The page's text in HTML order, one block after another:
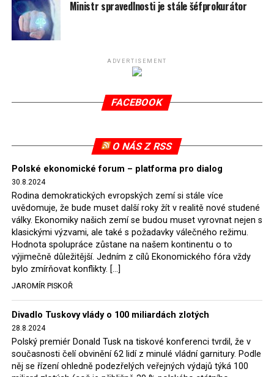
spotřeby.
Připomeňme, že ukončení těžby hnědého uhlí pro
(SDEU) v souvislosti se stížnostmi českých samospráv
verdiktem španělské soudkyně Rosario Silva de Lapureta
tomuto rozhodnutí nevyhověla, proto na žádost
2022, než byl tento případ z důvodu uzavření dohody
Polska s Českou republikou o odstranění příčin sporu o
důl Turów vymazán z rejstříku tribunálu. Celkem si
Polsko nechalo z přiznaných evropských fondů odečíst
asi 70 milionů eur na pokutách a 45 milionů eur
zaplatilo jako odškodnění České republice – ale jak důl,
tak elektrárna nadále fungovaly. Už tehdy zástupci
tehdejší opozice a dnes vládnoucí koalice, jako
místopředseda Občanské platformy (PO) Rafał
Hołownia, přímo řekli, že by se polská vláda měla
tomuto rozhodnutí podřídit.
Rozhodnutí polského ministra spravedlnosti jistě potěší
Ministr spravedlnosti je stále šéfprokurátor
ADVERTISEMENT
FACEBOOK
O NÁS Z RSS
Polské ekonomické forum – platforma pro dialog
30.8.2024
Rodina demokratických evropských zemí si stále více
uvědomuje, že bude muset další roky žít v realitě nové studené
války. Ekonomiky našich zemí se budou muset vyrovnat nejen s
klasickými výzvami, ale také s požadavky válečného režimu.
Hodnota spolupráce zůstane na našem kontinentu o to
výjimečně důležitější. Jedním z cílů Ekonomického fóra vždy
bylo zmírňovat konflikty. […]
JAROMÍR PISKOŘ
Divadlo Tuskovy vlády o 100 miliardách zlotých
28.8.2024
Polský premiér Donald Tusk na tiskové konferenci tvrdil, že v
současnosti čelí obvinění 62 lidí z minulé vládní garnitury. Podle
něj se řízení ohledně podezřelých veřejných výdajů týká 100